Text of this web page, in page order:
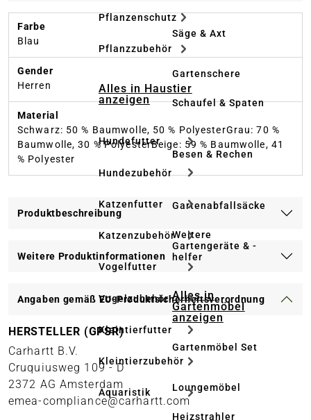
Pflanzenschutz
Pflanzzubehör
Alles in Haustier
anzeigen
Hundefutter
Hundezubehör
Katzenfutter
Katzenzubehör
Vogelfutter
Vogelzubehör
Kleintierfutter
Kleintierzubehör
Aquaristik
Säge & Axt
Gartenschere
Schaufel & Spaten
Besen & Rechen
Gartenabfallsäcke
Weitere
Gartengeräte & -
helfer
Alles in
Gartenmöbel
anzeigen
Gartenmöbel Set
Loungemöbel
Heizstrahler
Farbe
Blau
Gender
Herren
Material
Schwarz: 50 % Baumwolle, 50 % PolyesterGrau: 70 %
Baumwolle, 30 % PolyesterBeige: 59 % Baumwolle, 41
% Polyester
Produktbeschreibung
Weitere Produktinformationen
Angaben gemäß EU-Produktsicherheitsverordnung
HERSTELLER (GPSR)
Carhartt B.V.
Cruquiusweg 109 - D
2372 AG Amsterdam
emea-compliance@carhartt.com